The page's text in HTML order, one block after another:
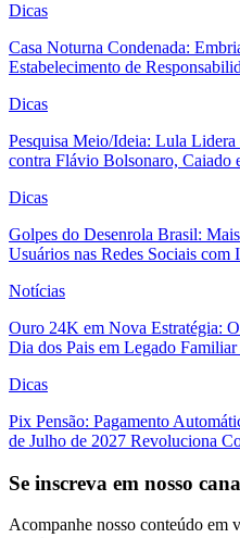
Dicas
Casa Noturna Condenada:
Estabelecimento de
Dicas
Pesquisa Meio/Ideia: Lula
contra Flávio Bolsonaro, Caiado
Dicas
Golpes do Desenrola Brasil:
Usuários nas Redes Sociais com
Notícias
Ouro 24K em Nova Estratégia:
Dia dos Pais em Legado
Dicas
Pix Pensão: Pagamento
de Julho de 2027 Revoluciona
Se inscreva em nosso
Acompanhe nosso conteúdo em